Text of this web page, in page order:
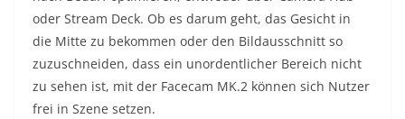
oder Stream Deck. Ob es darum geht, das Gesicht in
die Mitte zu bekommen oder den Bildausschnitt so
zuzuschneiden, dass ein unordentlicher Bereich nicht
zu sehen ist, mit der Facecam MK.2 können sich Nutzer
frei in Szene setzen.